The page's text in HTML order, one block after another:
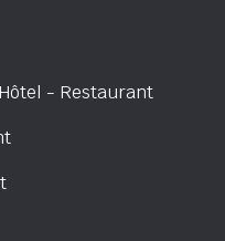
- Restaurant